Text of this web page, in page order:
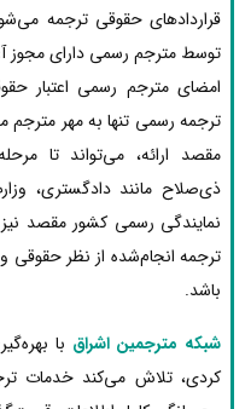
قراردادهای حقوقی ترجمه
توسط مترجم رسمی دارای مجوز
امضای مترجم رسمی اعتبار
ترجمه رسمی تنها به مهر
مقصد ارائه، می‌تواند تا
ذی‌صلاح مانند دادگستری،
نمایندگی رسمی کشور مقصد
ترجمه انجام‌شده از نظر حقوقی
باشد.
شبکه مترجمین اشراق با
کردی، تلاش می‌کند خدمات